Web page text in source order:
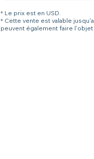
* Le prix est en USD.
* Cette vente est valable
peuvent également faire